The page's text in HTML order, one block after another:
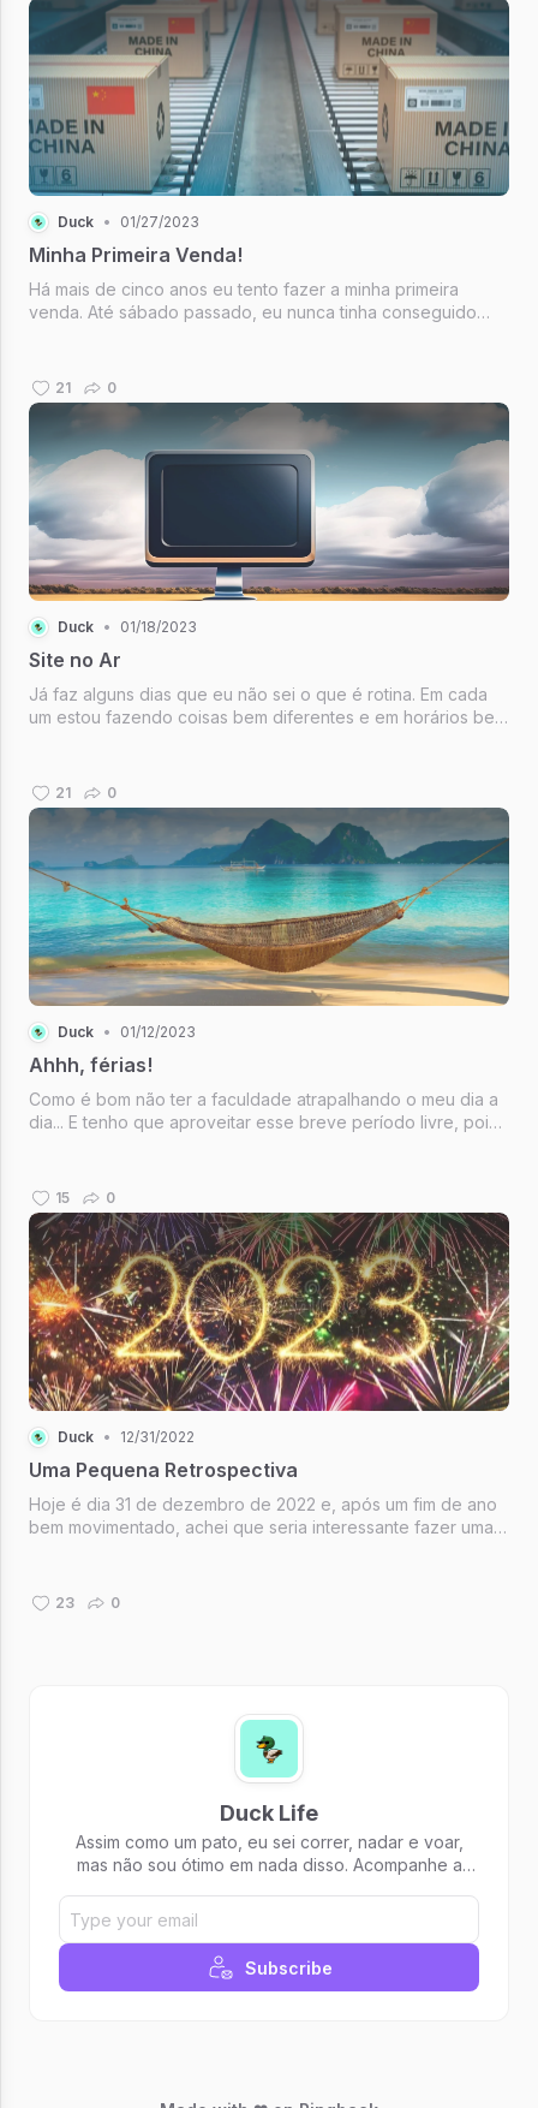
Duck • 01/27/2023
Minha Primeira Venda!
Há mais de cinco anos eu tento fazer a minha primeira
venda. Até sábado passado, eu nunca tinha conseguido
sou um sonhador e s...
21 0
Duck • 01/18/2023
Site no Ar
Já faz alguns dias que eu não sei o que é rotina. Em cada
um estou fazendo coisas bem diferentes e em horários bem
diferentemente d...
21 0
Duck • 01/12/2023
Ahhh, férias!
Como é bom não ter a faculdade atrapalhando o meu dia a
dia... E tenho que aproveitar esse breve período livre, pois
(o livro que estou l...
15 0
Duck • 12/31/2022
Uma Pequena Retrospectiva
Hoje é dia 31 de dezembro de 2022 e, após um fim de ano
bem movimentado, achei que seria interessante fazer uma
quase tarde - de ...
23 0
Duck Life
Assim como um pato, eu sei correr, nadar e voar,
mas não sou ótimo em nada disso. Acompanhe a
Subscribe